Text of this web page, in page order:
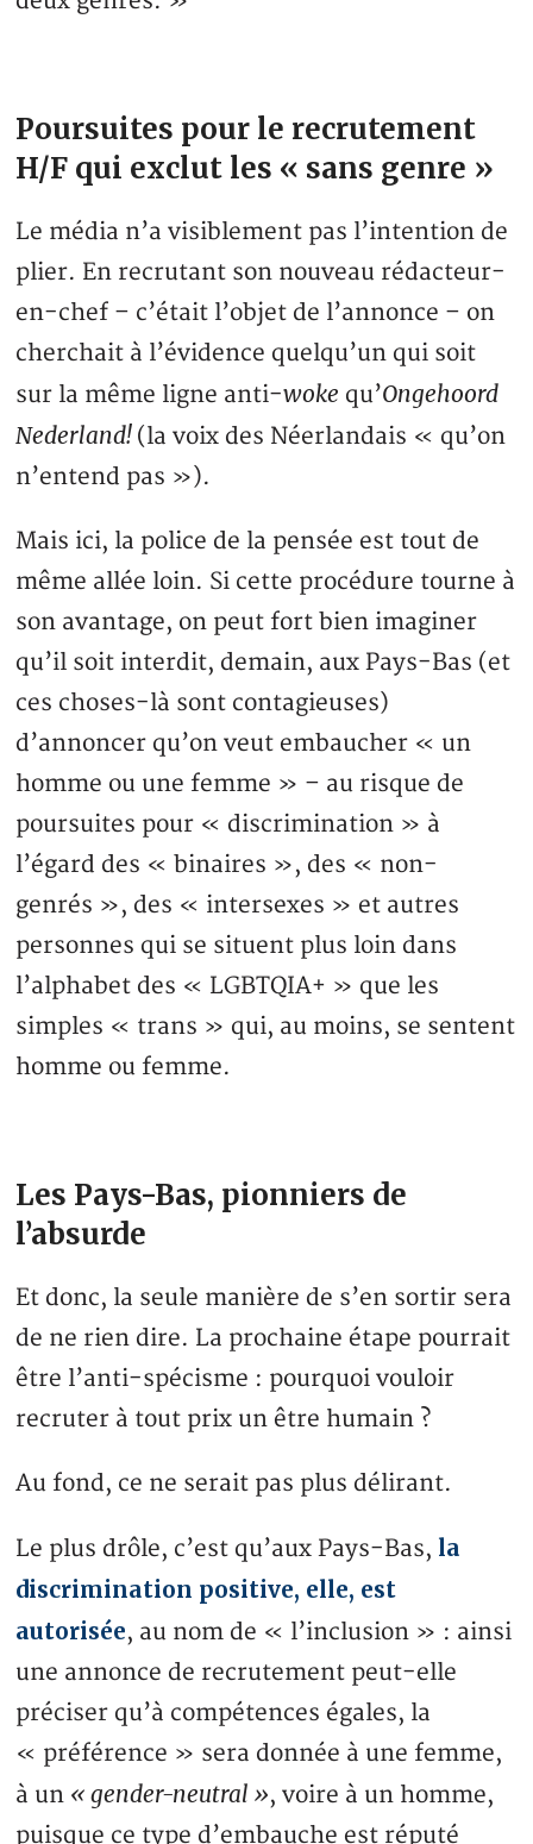
Poursuites pour le recrutement
H/F qui exclut les « sans genre »
Le média n’a visiblement pas l’intention de
plier. En recrutant son nouveau rédacteur-
en-chef – c’était l’objet de l’annonce – on
cherchait à l’évidence quelqu’un qui soit
sur la même ligne anti-woke qu’Ongehoord
Nederland! (la voix des Néerlandais « qu’on
n’entend pas »).
Mais ici, la police de la pensée est tout de
même allée loin. Si cette procédure tourne à
son avantage, on peut fort bien imaginer
qu’il soit interdit, demain, aux Pays-Bas (et
ces choses-là sont contagieuses)
d’annoncer qu’on veut embaucher « un
homme ou une femme » – au risque de
poursuites pour « discrimination » à
l’égard des « binaires », des « non-
genrés », des « intersexes » et autres
personnes qui se situent plus loin dans
l’alphabet des « LGBTQIA+ » que les
simples « trans » qui, au moins, se sentent
homme ou femme.
Les Pays-Bas, pionniers de
l’absurde
Et donc, la seule manière de s’en sortir sera
de ne rien dire. La prochaine étape pourrait
être l’anti-spécisme : pourquoi vouloir
recruter à tout prix un être humain ?
Au fond, ce ne serait pas plus délirant.
Le plus drôle, c’est qu’aux Pays-Bas, la
discrimination positive, elle, est
autorisée, au nom de « l’inclusion » : ainsi
une annonce de recrutement peut-elle
préciser qu’à compétences égales, la
« préférence » sera donnée à une femme,
à un « gender-neutral », voire à un homme,
puisque ce type d’embauche est réputé